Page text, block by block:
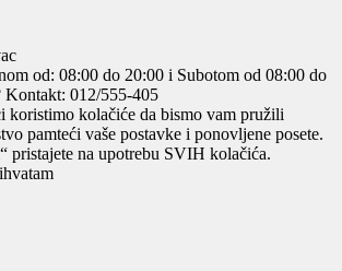
od: 08:00 do 20:00 i Subotom od 08:00 do
Kontakt: 012/555-405
koristimo kolačiće da bismo vam pružili
pamteći vaše postavke i ponovljene posete.
pristajete na upotrebu SVIH kolačića.